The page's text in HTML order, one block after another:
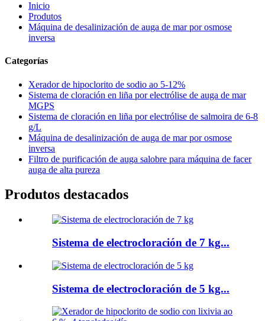
Inicio
Produtos
Máquina de desalinización de auga de mar por osmose
inversa
Categorías
Xerador de hipoclorito de sodio ao 5-12%
Sistema de cloración en liña por electrólise de auga de mar
MGPS
Sistema de cloración en liña por electrólise de salmoira de 6-8
g/L
Máquina de desalinización de auga de mar por osmose
inversa
Filtro de purificación de auga salobre para máquina de facer
auga de alta pureza
Produtos destacados
Sistema de electrocloración de 7 kg...
Sistema de electrocloración de 5 kg...